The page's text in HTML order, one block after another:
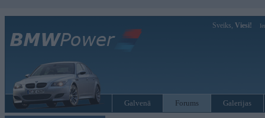
Sveiks, Viesi!
Galvenā Forums Galerijas